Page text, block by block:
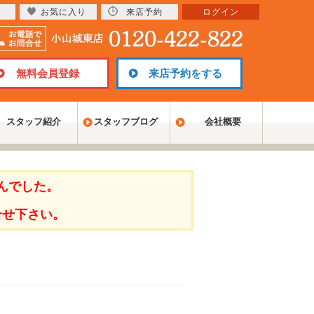
無料会員登録 来店予約をする
スタッフ紹介 スタッフブログ 会社概要
した。
下さい。
お気に入り 来店予約 ログイン